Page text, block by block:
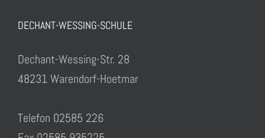
DECHANT-WESSING-SCHULE
Dechant-Wessing-Str. 28
48231 Warendorf-Hoetmar
Telefon 02585 226